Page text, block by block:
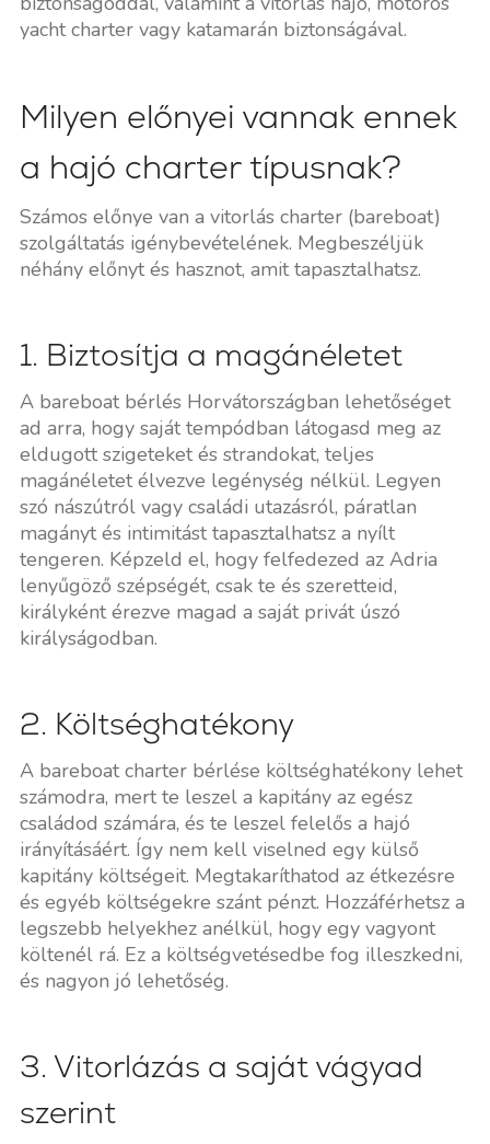
yacht charter vagy katamarán biztonságával.
Milyen előnyei vannak ennek
a hajó charter típusnak?
Számos előnye van a vitorlás charter (bareboat)
szolgáltatás igénybevételének. Megbeszéljük
néhány előnyt és hasznot, amit tapasztalhatsz.
1. Biztosítja a magánéletet
A bareboat bérlés Horvátországban lehetőséget
ad arra, hogy saját tempódban látogasd meg az
eldugott szigeteket és strandokat, teljes
magánéletet élvezve legénység nélkül. Legyen
szó nászútról vagy családi utazásról, páratlan
magányt és intimitást tapasztalhatsz a nyílt
tengeren. Képzeld el, hogy felfedezed az Adria
lenyűgöző szépségét, csak te és szeretteid,
királyként érezve magad a saját privát úszó
királyságodban.
2. Költséghatékony
A bareboat charter bérlése költséghatékony lehet
számodra, mert te leszel a kapitány az egész
családod számára, és te leszel felelős a hajó
irányításáért. Így nem kell viselned egy külső
kapitány költségeit. Megtakaríthatod az étkezésre
és egyéb költségekre szánt pénzt. Hozzáférhetsz a
legszebb helyekhez anélkül, hogy egy vagyont
költenél rá. Ez a költségvetésedbe fog illeszkedni,
és nagyon jó lehetőség.
3. Vitorlázás a saját vágyad
szerint